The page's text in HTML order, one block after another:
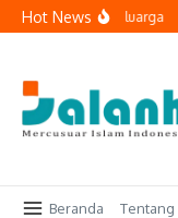
Lewati ke konten
Hot News
Masuk ke Ruang Keluarga
Beranda Tentang